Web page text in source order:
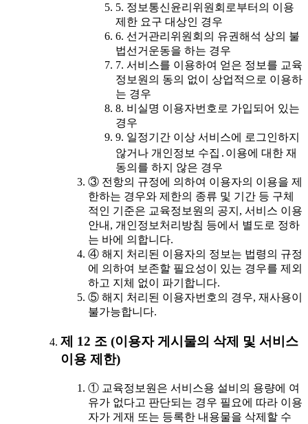
5. 정보통신윤리위원회로부터의 이용
제한 요구 대상인 경우
6. 선거관리위원회의 유권해석 상의 불
법선거운동을 하는 경우
7. 서비스를 이용하여 얻은 정보를 교육
정보원의 동의 없이 상업적으로 이용하
는 경우
8. 비실명 이용자번호로 가입되어 있는
경우
9. 일정기간 이상 서비스에 로그인하지
않거나 개인정보 수집․이용에 대한 재
동의를 하지 않은 경우
③ 전항의 규정에 의하여 이용자의 이용을 제
한하는 경우와 제한의 종류 및 기간 등 구체
적인 기준은 교육정보원의 공지, 서비스 이용
안내, 개인정보처리방침 등에서 별도로 정하
는 바에 의합니다.
④ 해지 처리된 이용자의 정보는 법령의 규정
에 의하여 보존할 필요성이 있는 경우를 제외
하고 지체 없이 파기합니다.
⑤ 해지 처리된 이용자번호의 경우, 재사용이
불가능합니다.
제 12 조 (이용자 게시물의 삭제 및 서비스
이용 제한)
① 교육정보원은 서비스용 설비의 용량에 여
유가 없다고 판단되는 경우 필요에 따라 이용
자가 게재 또는 등록한 내용물을 삭제할 수